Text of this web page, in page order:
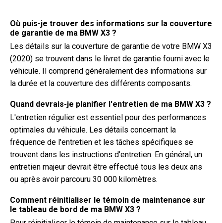
Où puis-je trouver des informations sur la couverture
de garantie de ma BMW X3 ?
Les détails sur la couverture de garantie de votre BMW X3
(2020) se trouvent dans le livret de garantie fourni avec le
véhicule. Il comprend généralement des informations sur
la durée et la couverture des différents composants.
Quand devrais-je planifier l'entretien de ma BMW X3 ?
L'entretien régulier est essentiel pour des performances
optimales du véhicule. Les détails concernant la
fréquence de l'entretien et les tâches spécifiques se
trouvent dans les instructions d'entretien. En général, un
entretien majeur devrait être effectué tous les deux ans
ou après avoir parcouru 30 000 kilomètres.
Comment réinitialiser le témoin de maintenance sur
le tableau de bord de ma BMW X3 ?